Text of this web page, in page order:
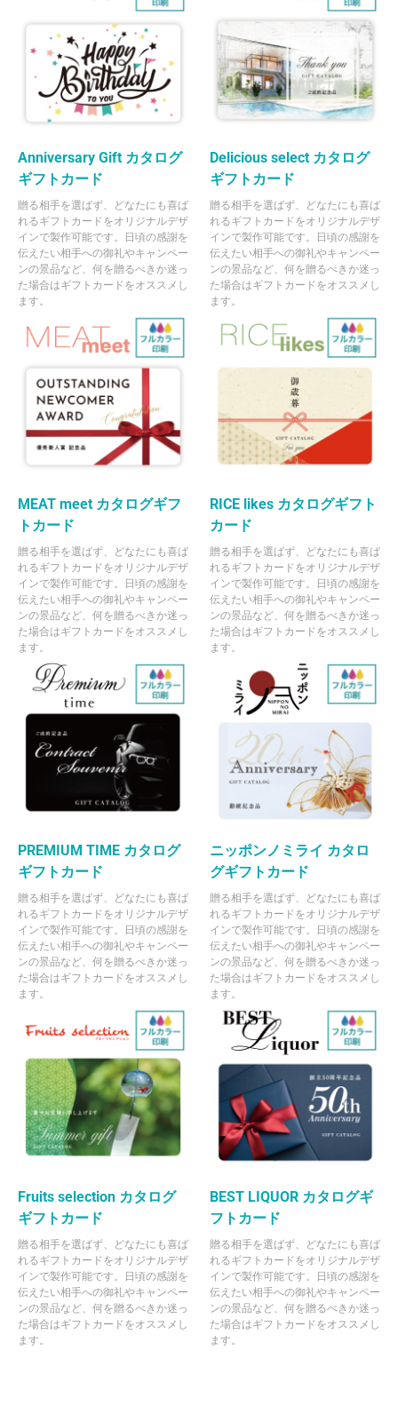
Anniversary Gift カタログ
ギフトカード
贈る相手を選ばず、どなたにも喜ば
れるギフトカードをオリジナルデザ
インで製作可能です。日頃の感謝を
伝えたい相手への御礼やキャンペー
ンの景品など、何を贈るべきか迷っ
た場合はギフトカードをオススメし
ます。
Delicious select カタログ
ギフトカード
贈る相手を選ばず、どなたにも喜ば
れるギフトカードをオリジナルデザ
インで製作可能です。日頃の感謝を
伝えたい相手への御礼やキャンペー
ンの景品など、何を贈るべきか迷っ
た場合はギフトカードをオススメし
ます。
MEAT meet カタログギフ
トカード
贈る相手を選ばず、どなたにも喜ば
れるギフトカードをオリジナルデザ
インで製作可能です。日頃の感謝を
伝えたい相手への御礼やキャンペー
ンの景品など、何を贈るべきか迷っ
た場合はギフトカードをオススメし
ます。
RICE likes カタログギフト
カード
贈る相手を選ばず、どなたにも喜ば
れるギフトカードをオリジナルデザ
インで製作可能です。日頃の感謝を
伝えたい相手への御礼やキャンペー
ンの景品など、何を贈るべきか迷っ
た場合はギフトカードをオススメし
ます。
PREMIUM TIME カタログ
ギフトカード
贈る相手を選ばず、どなたにも喜ば
れるギフトカードをオリジナルデザ
インで製作可能です。日頃の感謝を
伝えたい相手への御礼やキャンペー
ンの景品など、何を贈るべきか迷っ
た場合はギフトカードをオススメし
ます。
ニッポンノミライ カタロ
グギフトカード
贈る相手を選ばず、どなたにも喜ば
れるギフトカードをオリジナルデザ
インで製作可能です。日頃の感謝を
伝えたい相手への御礼やキャンペー
ンの景品など、何を贈るべきか迷っ
た場合はギフトカードをオススメし
ます。
Fruits selection カタログ
ギフトカード
贈る相手を選ばず、どなたにも喜ば
れるギフトカードをオリジナルデザ
インで製作可能です。日頃の感謝を
伝えたい相手への御礼やキャンペー
ンの景品など、何を贈るべきか迷っ
た場合はギフトカードをオススメし
ます。
BEST LIQUOR カタログギ
フトカード
贈る相手を選ばず、どなたにも喜ば
れるギフトカードをオリジナルデザ
インで製作可能です。日頃の感謝を
伝えたい相手への御礼やキャンペー
ンの景品など、何を贈るべきか迷っ
た場合はギフトカードをオススメし
ます。